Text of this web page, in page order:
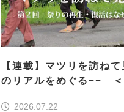
【連載】マツリを訪ね
のリアルをめぐる−− ＜
2026.07.22